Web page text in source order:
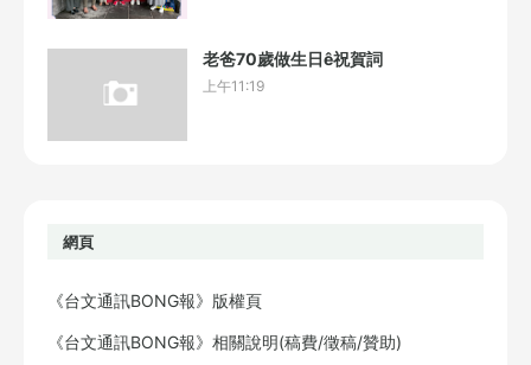
老爸70歲做生日ê祝賀詞
上午11:19
網頁
《台文通訊BONG報》版權頁
《台文通訊BONG報》相關說明(稿費/徵稿/贊助)